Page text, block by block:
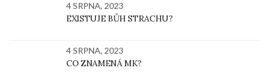
4 SRPNA, 2023
EXISTUJE BŮH STRACHU?
4 SRPNA, 2023
CO ZNAMENÁ MK?